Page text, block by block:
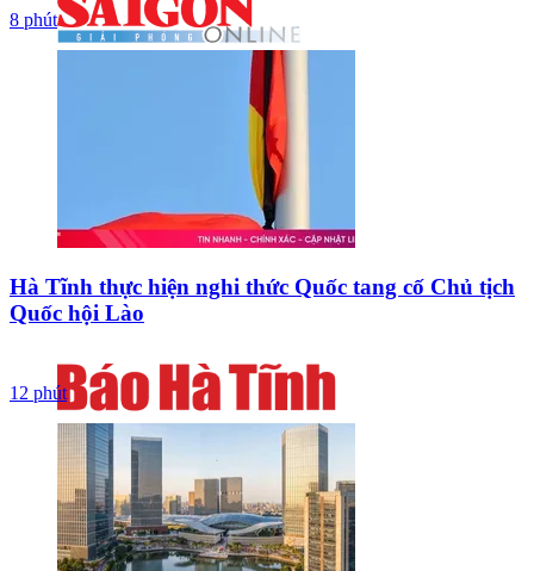
8 phút
Hà Tĩnh thực hiện nghi thức Quốc tang cố Chủ tịch
Quốc hội Lào
12 phút